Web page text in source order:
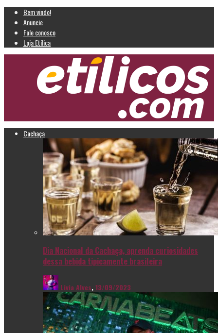
Bem vindo!
Anuncie
Fale conosco
Loja Etílica
Cachaça
Dia Nacional da Cachaça, aprenda curiosidades
dessa bebida tipicamente brasileira
Livia Alves,13/09/2023